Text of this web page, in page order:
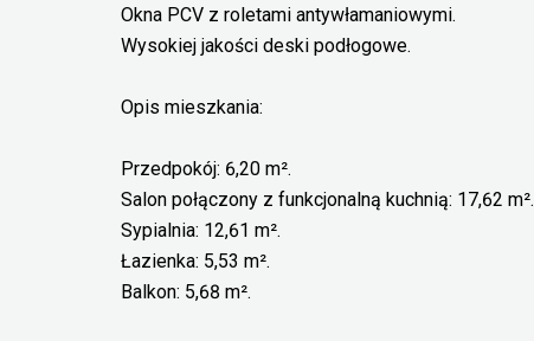
Okna PCV z roletami antywłamaniowymi.
Wysokiej jakości deski podłogowe.
Opis mieszkania:
Przedpokój: 6,20 m².
Salon połączony z funkcjonalną kuchnią: 17,62 m².
Sypialnia: 12,61 m².
Łazienka: 5,53 m².
Balkon: 5,68 m².